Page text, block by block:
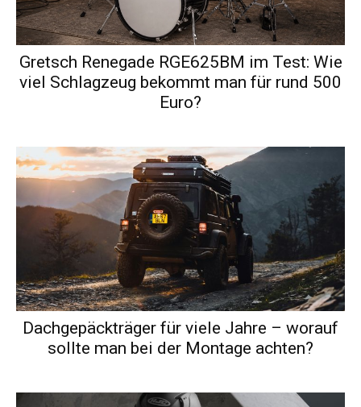
Gretsch Renegade RGE625BM im Test: Wie
viel Schlagzeug bekommt man für rund 500
Euro?
Dachgepäckträger für viele Jahre – worauf
sollte man bei der Montage achten?